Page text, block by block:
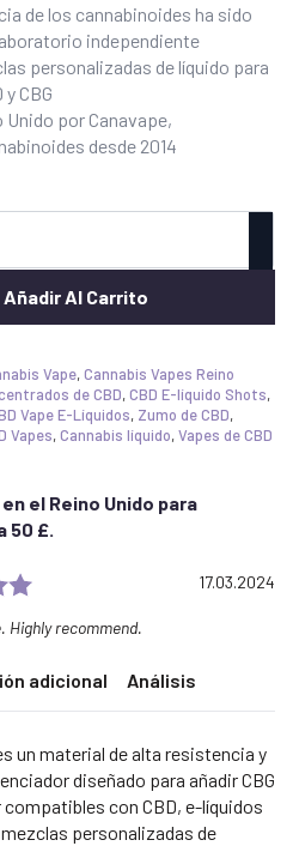
de los cannabinoides ha sido
independiente
personalizadas de líquido para
CBG
Unido por Canavape,
desde 2014
Añadir Al Carrito
Vape,Cannabis Vapes Reino
de CBD,CBD E-líquido Shots,
Vape E-Líquidos, Zumo de CBD,
Vapes,Cannabis líquido,Vapes de CBD
el Reino Unido para
50 £.
Rating: 5.0 out of 5 stars
Date:
17.03.2024
Highly recommend.
adicional Análisis
un material de alta resistencia y
diseñado para añadir CBG
con CBD, e-líquidos
personalizadas de